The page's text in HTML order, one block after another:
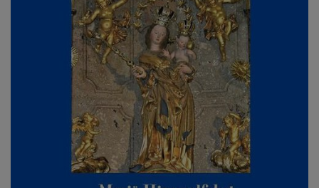
ICH MÖCHTE...
KONTAKT